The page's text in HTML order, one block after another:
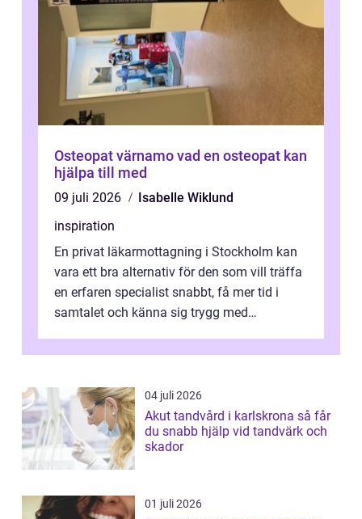
Osteopat värnamo vad en osteopat kan
hjälpa till med
09 juli 2026
Isabelle Wiklund
inspiration
En privat läkarmottagning i Stockholm kan
vara ett bra alternativ för den som vill träffa
en erfaren specialist snabbt, få mer tid i
samtalet och känna sig trygg med
04 juli 2026
Akut tandvård i karlskrona så får
du snabb hjälp vid tandvärk och
skador
01 juli 2026